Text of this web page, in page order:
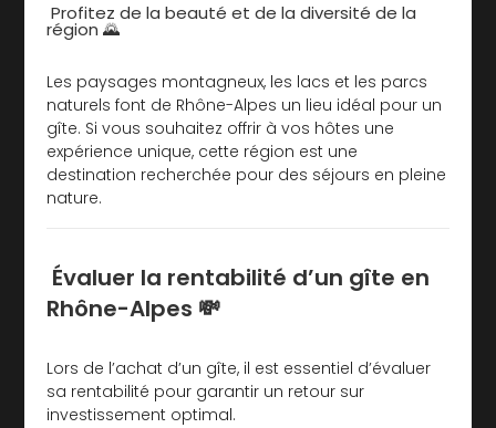
Profitez de la beauté et de la diversité de la
région 🌄
Les paysages montagneux, les lacs et les parcs
naturels font de Rhône-Alpes un lieu idéal pour un
gîte. Si vous souhaitez offrir à vos hôtes une
expérience unique, cette région est une
destination recherchée pour des séjours en pleine
nature.
Évaluer la rentabilité d’un gîte en
Rhône-Alpes 💸
Lors de l’achat d’un gîte, il est essentiel d’évaluer
sa rentabilité pour garantir un retour sur
investissement optimal.